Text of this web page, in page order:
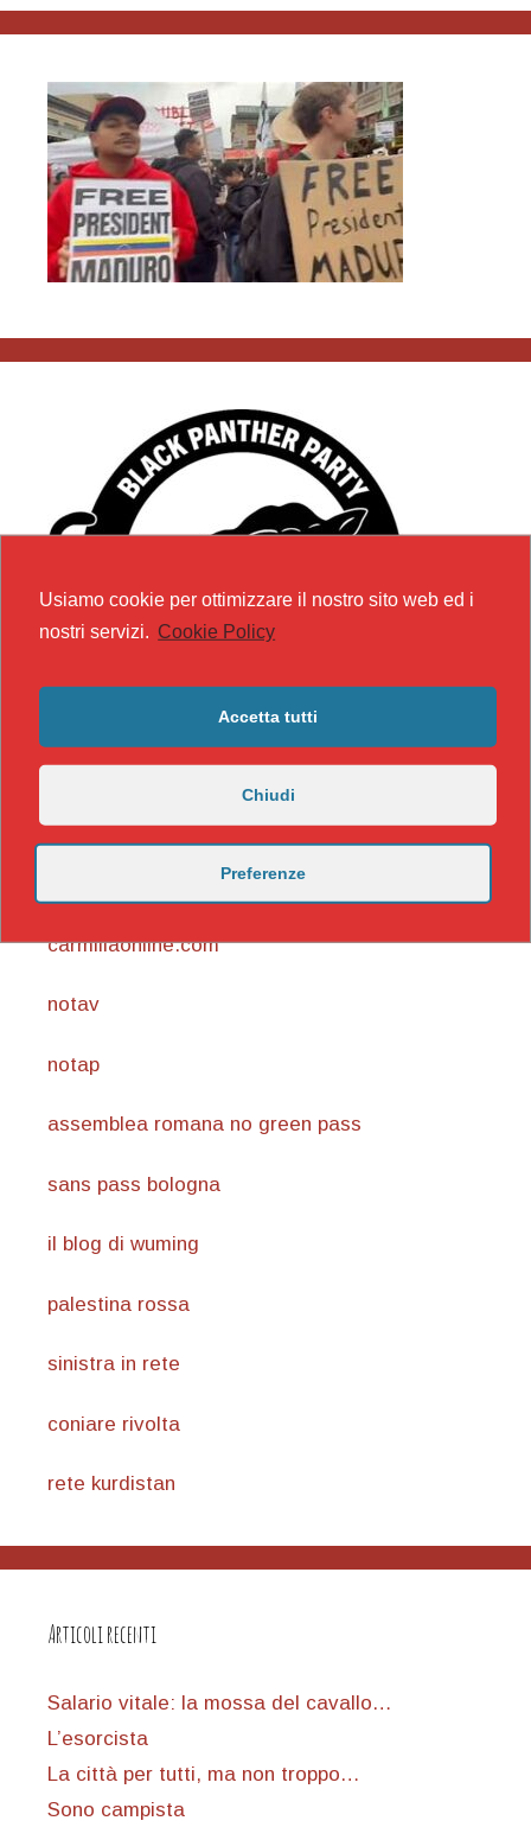
https://nicomaccentelli.substack.com/
carmillaonline.com
notav
notap
assemblea romana no green pass
sans pass bologna
il blog di wuming
palestina rossa
sinistra in rete
coniare rivolta
rete kurdistan
Articoli recenti
Salario vitale: la mossa del cavallo…
L’esorcista
La città per tutti, ma non troppo…
Sono campista
Usiamo cookie per ottimizzare il nostro sito web ed i
nostri servizi. Cookie Policy
Accetta tutti
Chiudi
Preferenze